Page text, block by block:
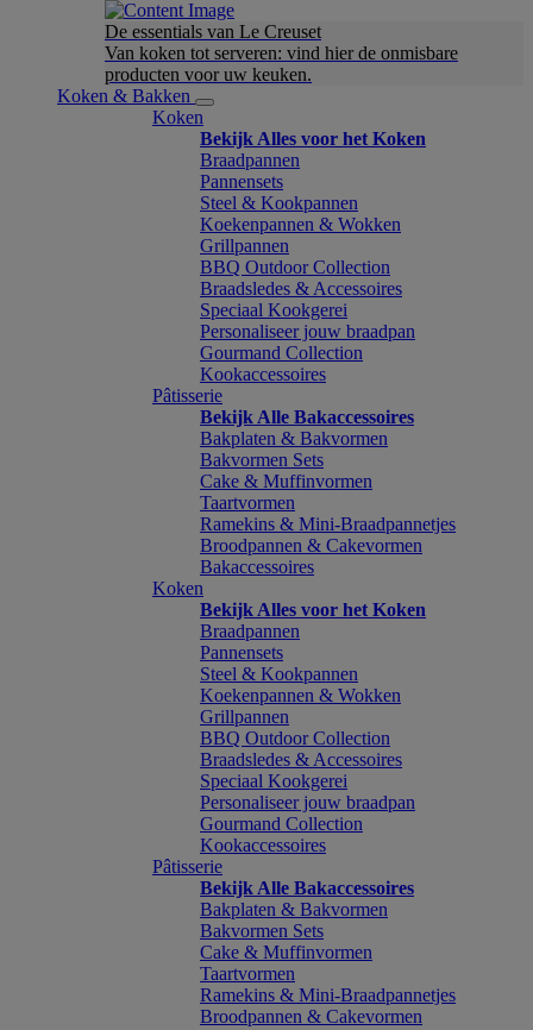
De essentials van Le Creuset
Van koken tot serveren: vind hier de onmisbare
producten voor uw keuken.
Koken & Bakken
Koken
Bekijk Alles voor het Koken
Braadpannen
Pannensets
Steel & Kookpannen
Koekenpannen & Wokken
Grillpannen
BBQ Outdoor Collection
Braadsledes & Accessoires
Speciaal Kookgerei
Personaliseer jouw braadpan
Gourmand Collection
Kookaccessoires
Pâtisserie
Bekijk Alle Bakaccessoires
Bakplaten & Bakvormen
Bakvormen Sets
Cake & Muffinvormen
Taartvormen
Ramekins & Mini-Braadpannetjes
Broodpannen & Cakevormen
Bakaccessoires
Koken
Bekijk Alles voor het Koken
Braadpannen
Pannensets
Steel & Kookpannen
Koekenpannen & Wokken
Grillpannen
BBQ Outdoor Collection
Braadsledes & Accessoires
Speciaal Kookgerei
Personaliseer jouw braadpan
Gourmand Collection
Kookaccessoires
Pâtisserie
Bekijk Alle Bakaccessoires
Bakplaten & Bakvormen
Bakvormen Sets
Cake & Muffinvormen
Taartvormen
Ramekins & Mini-Braadpannetjes
Broodpannen & Cakevormen